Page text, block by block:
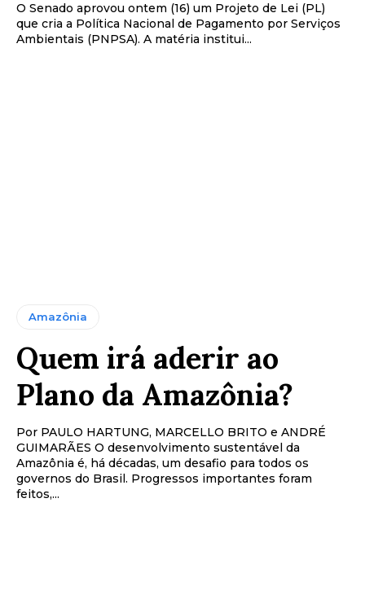
O Senado aprovou ontem (16) um Projeto de Lei (PL)
que cria a Política Nacional de Pagamento por Serviços
Ambientais (PNPSA). A matéria institui...
Amazônia
Quem irá aderir ao
Plano da Amazônia?
Por PAULO HARTUNG, MARCELLO BRITO e ANDRÉ
GUIMARÃES O desenvolvimento sustentável da
Amazônia é, há décadas, um desafio para todos os
governos do Brasil. Progressos importantes foram
feitos,...